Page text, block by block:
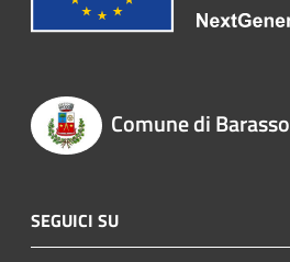
Comune di Barasso
SEGUICI SU